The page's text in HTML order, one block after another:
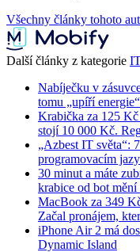
Všechny články tohoto
Další články z kategorie
Nabíječku v
tomu „upíří
Krabička za 125
stojí 10 000 Kč.
„Azbest IT světa“:
programovacím
30 minut a máte
krabice od bot
MacBook za 349
Začal pronájem,
iPhone Air 2 má
Dynamic Island